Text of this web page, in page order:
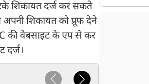
शिकायत दर्ज कर सकते
शिकायत को प्रूफ देने
की वेबसाइट के एप से कर